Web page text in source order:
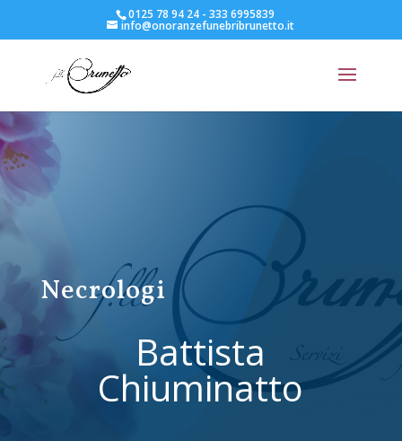
0125 78 94 24 - 333 6995839
info@onoranzefunebribrunetto.it
Necrologi
Battista
Chiuminatto